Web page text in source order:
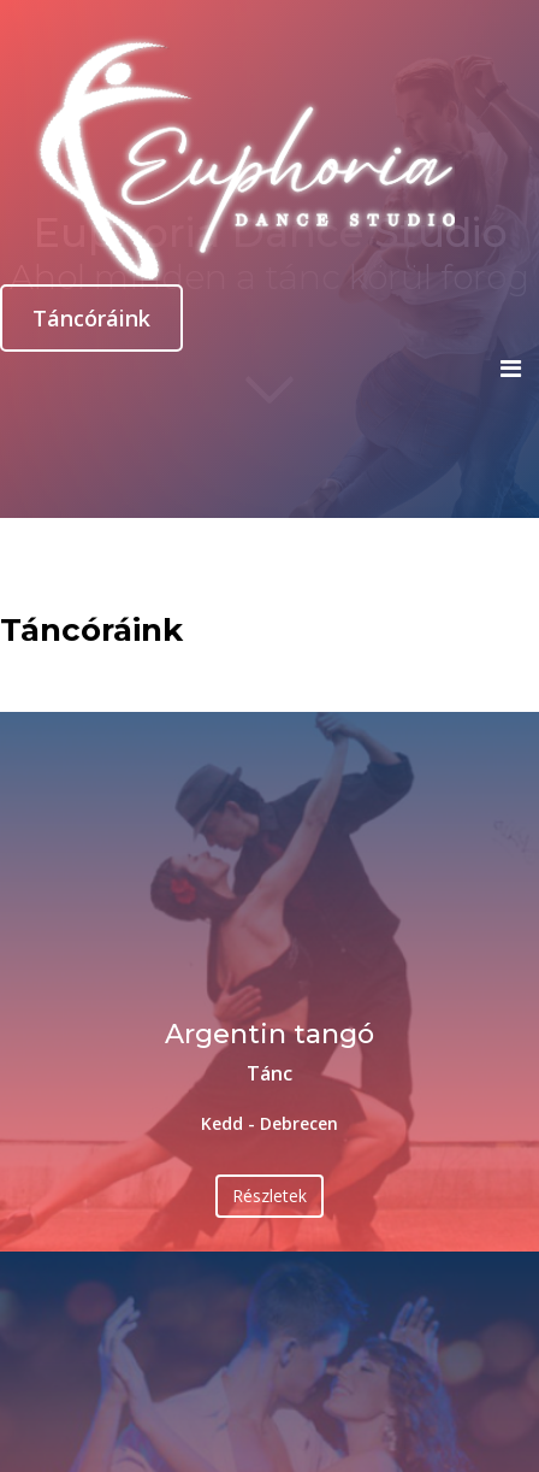
Euphoria Dance Studio
Ahol minden a tánc körül forog
Táncóráink
Táncóráink
Argentin tangó
Tánc
Kedd - Debrecen
Részletek